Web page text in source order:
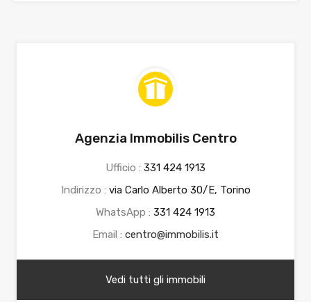
Agenzia Immobilis Centro
Ufficio : 331 424 1913
Indirizzo : via Carlo Alberto 30/E, Torino
WhatsApp : 331 424 1913
Email : centro@immobilis.it
Vedi tutti gli immobili